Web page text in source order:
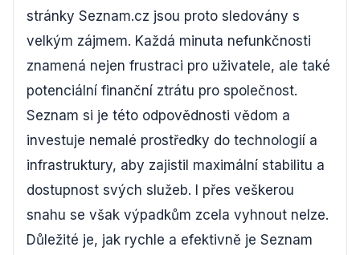
stránky Seznam.cz jsou proto sledovány s
velkým zájmem. Každá minuta nefunkčnosti
znamená nejen frustraci pro uživatele, ale také
potenciální finanční ztrátu pro společnost.
Seznam si je této odpovědnosti vědom a
investuje nemalé prostředky do technologií a
infrastruktury, aby zajistil maximální stabilitu a
dostupnost svých služeb. I přes veškerou
snahu se však výpadkům zcela vyhnout nelze.
Důležité je, jak rychle a efektivně je Seznam